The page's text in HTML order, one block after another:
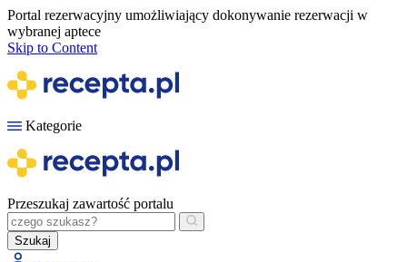
Portal rezerwacyjny umożliwiający dokonywanie rezerwacji w
wybranej aptece
Skip to Content
Kategorie
Przeszukaj zawartość portalu
Szukaj